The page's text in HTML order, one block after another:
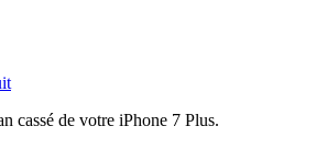
cassé de votre iPhone 7 Plus.